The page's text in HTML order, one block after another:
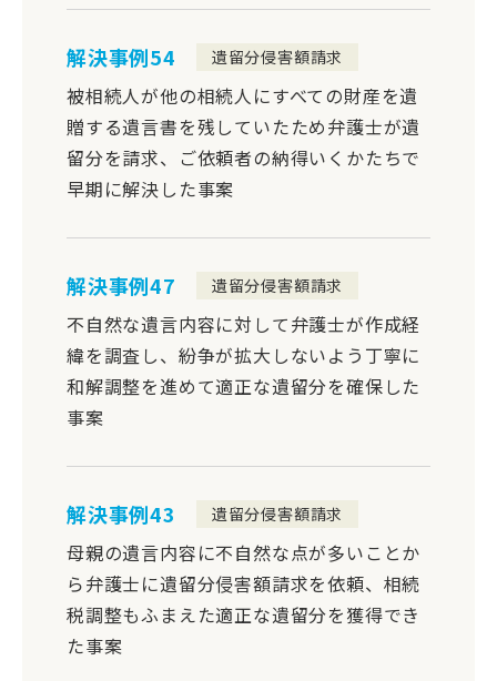
解決事例54 遺留分侵害額請求
被相続人が他の相続人にすべての財産を遺
贈する遺言書を残していたため弁護士が遺
留分を請求、ご依頼者の納得いくかたちで
早期に解決した事案
解決事例47 遺留分侵害額請求
不自然な遺言内容に対して弁護士が作成経
緯を調査し、紛争が拡大しないよう丁寧に
和解調整を進めて適正な遺留分を確保した
事案
解決事例43 遺留分侵害額請求
母親の遺言内容に不自然な点が多いことか
ら弁護士に遺留分侵害額請求を依頼、相続
税調整もふまえた適正な遺留分を獲得でき
た事案